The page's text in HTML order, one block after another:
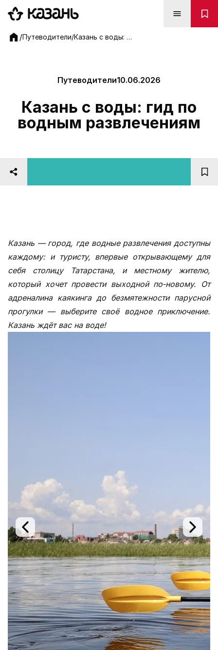
Казань с воды: гид по водным развлечениям -
/Путеводители/ Казань с воды: гид по водным развлечениям
Путеводители10.06.2026
Казань с воды: гид по
водным развлечениям
Фото: Сила ветра
Казань — город, где водные развлечения доступны
каждому: и туристу, впервые открывающему для
себя столицу Татарстана, и местному жителю,
который хочет провести выходной по‑новому. От
адреналина каякинга до безмятежности парусной
прогулки — выберите своё водное приключение.
Казань ждёт вас на воде!